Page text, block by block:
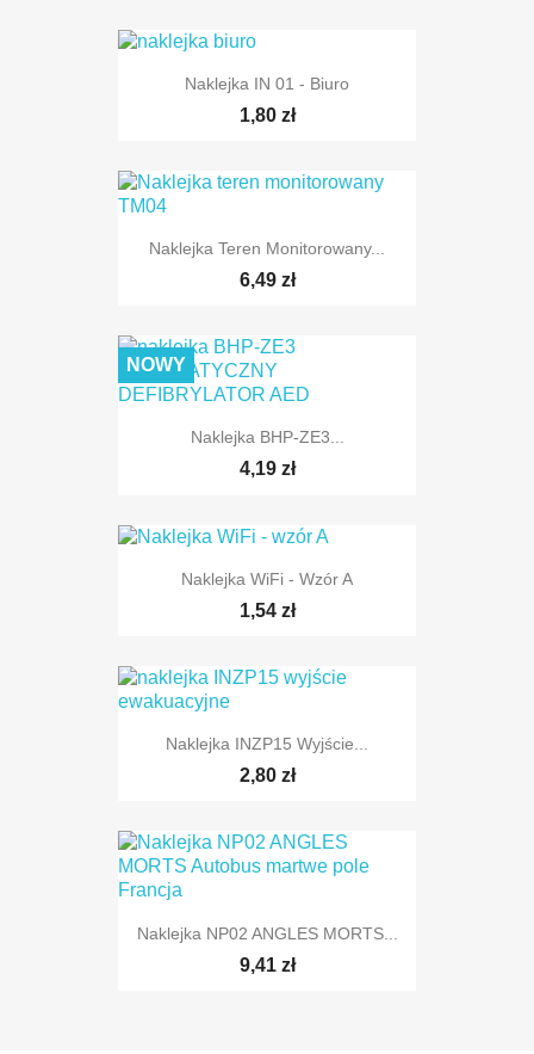
Naklejka IN 01 - Biuro
1,80 zł
Naklejka Teren Monitorowany...
6,49 zł
Naklejka BHP-ZE3...
4,19 zł
NOWY
Naklejka WiFi - Wzór A
1,54 zł
Naklejka INZP15 Wyjście...
2,80 zł
Naklejka NP02 ANGLES MORTS...
9,41 zł